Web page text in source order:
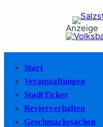
Anzeige
Start
Veranstaltungen
StadtTicker
Revierverhalten
Geschmackssachen